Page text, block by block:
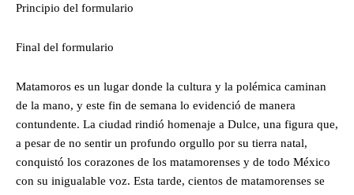
Principio del formulario
Final del formulario
Matamoros es un lugar donde la cultura y la polémica caminan
de la mano, y este fin de semana lo evidenció de manera
contundente. La ciudad rindió homenaje a Dulce, una figura que,
a pesar de no sentir un profundo orgullo por su tierra natal,
conquistó los corazones de los matamorenses y de todo México
con su inigualable voz. Esta tarde, cientos de matamorenses se